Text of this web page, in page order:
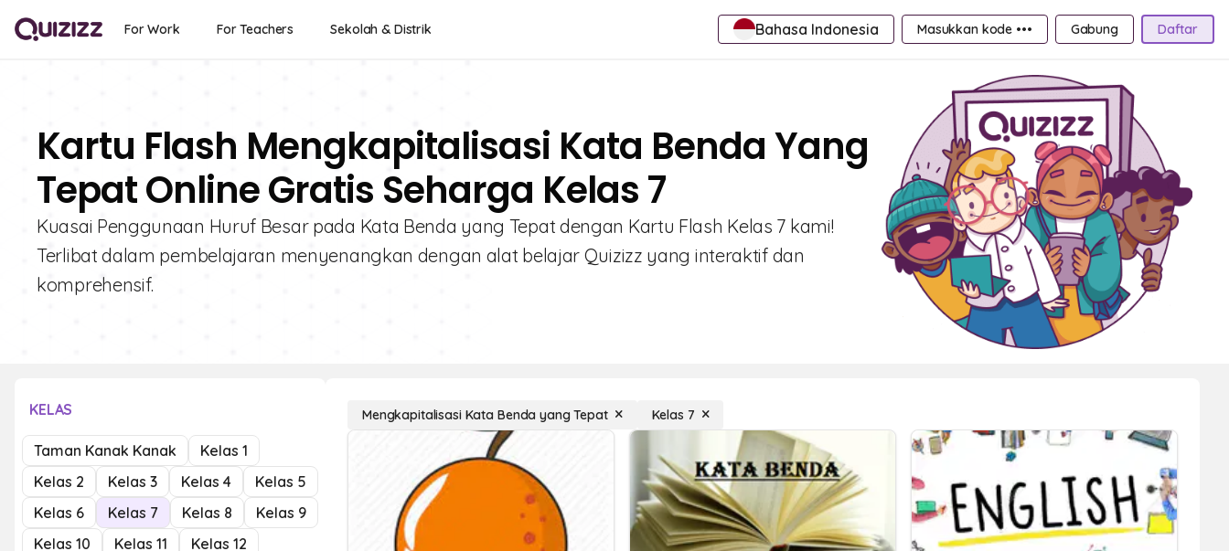
For Work For Teachers Sekolah & Distrik Bahasa Indonesia Masukkan kode ••• Gabung Daftar
Kartu Flash Mengkapitalisasi Kata Benda Yang
Tepat Online Gratis Seharga Kelas 7
Kuasai Penggunaan Huruf Besar pada Kata Benda yang Tepat dengan Kartu Flash Kelas 7 kami!
Terlibat dalam pembelajaran menyenangkan dengan alat belajar Quizizz yang interaktif dan
komprehensif.
KELAS
Taman Kanak Kanak
Kelas 1
Kelas 2
Kelas 3 Kelas 4
Kelas 5
Kelas 6
Kelas 7 Kelas 8
Kelas 9
Kelas 10
Kelas 11 Kelas 12
Mengkapitalisasi Kata Benda yang Tepat Kelas 7